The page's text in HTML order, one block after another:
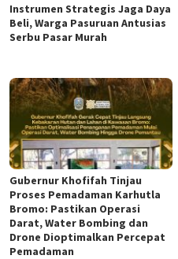
Instrumen Strategis Jaga Daya
Beli, Warga Pasuruan Antusias
Serbu Pasar Murah
Gubernur Khofifah Tinjau
Proses Pemadaman Karhutla
Bromo: Pastikan Operasi
Darat, Water Bombing dan
Drone Dioptimalkan Percepat
Pemadaman